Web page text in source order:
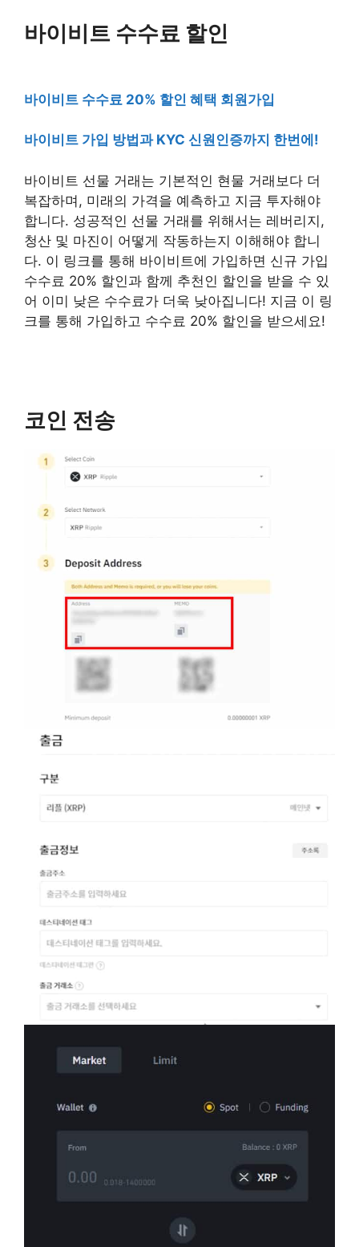
바이비트 수수료 할인
바이비트 수수료 20% 할인 혜택 회원가입
바이비트 가입 방법과 KYC 신원인증까지 한번에!
바이비트 선물 거래는 기본적인 현물 거래보다 더
복잡하며, 미래의 가격을 예측하고 지금 투자해야
합니다. 성공적인 선물 거래를 위해서는 레버리지,
청산 및 마진이 어떻게 작동하는지 이해해야 합니
다. 이 링크를 통해 바이비트에 가입하면 신규 가입
수수료 20% 할인과 함께 추천인 할인을 받을 수 있
어 이미 낮은 수수료가 더욱 낮아집니다! 지금 이 링
크를 통해 가입하고 수수료 20% 할인을 받으세요!
코인 전송